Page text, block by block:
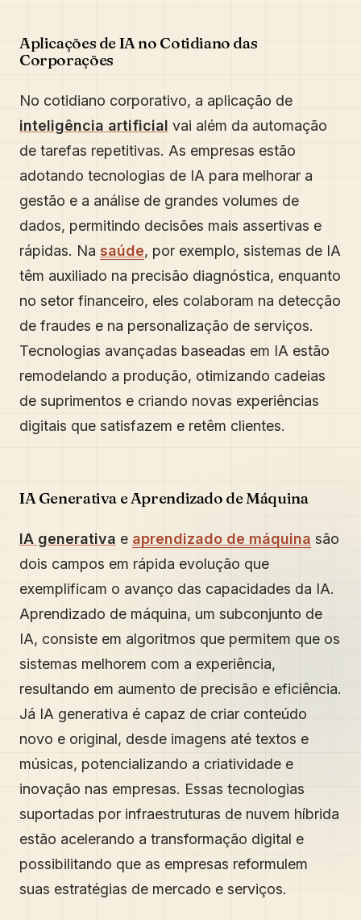
Aplicações de IA no Cotidiano das
Corporações
No cotidiano corporativo, a aplicação de
inteligência artificial vai além da automação
de tarefas repetitivas. As empresas estão
adotando tecnologias de IA para melhorar a
gestão e a análise de grandes volumes de
dados, permitindo decisões mais assertivas e
rápidas. Na saúde, por exemplo, sistemas de IA
têm auxiliado na precisão diagnóstica, enquanto
no setor financeiro, eles colaboram na detecção
de fraudes e na personalização de serviços.
Tecnologias avançadas baseadas em IA estão
remodelando a produção, otimizando cadeias
de suprimentos e criando novas experiências
digitais que satisfazem e retêm clientes.
IA Generativa e Aprendizado de Máquina
IA generativa e aprendizado de máquina são
dois campos em rápida evolução que
exemplificam o avanço das capacidades da IA.
Aprendizado de máquina, um subconjunto de
IA, consiste em algoritmos que permitem que os
sistemas melhorem com a experiência,
resultando em aumento de precisão e eficiência.
Já IA generativa é capaz de criar conteúdo
novo e original, desde imagens até textos e
músicas, potencializando a criatividade e
inovação nas empresas. Essas tecnologias
suportadas por infraestruturas de nuvem híbrida
estão acelerando a transformação digital e
possibilitando que as empresas reformulem
suas estratégias de mercado e serviços.